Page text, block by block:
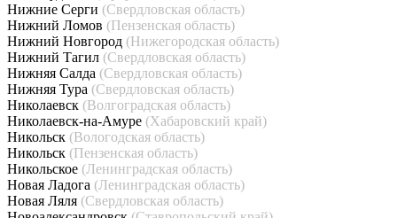
Нижние Серги (Свердловская область)
Нижний Ломов (Пензенская область)
Нижний Новгород (Нижегородская область)
Нижний Тагил (Свердловская область)
Нижняя Салда (Свердловская область)
Нижняя Тура (Свердловская область)
Николаевск (Волгоградская область)
Николаевск-на-Амуре (Хабаровский край)
Никольск (Вологодская область)
Никольск (Пензенская область)
Никольское (Ленинградская область)
Новая Ладога (Ленинградская область)
Новая Ляля (Свердловская область)